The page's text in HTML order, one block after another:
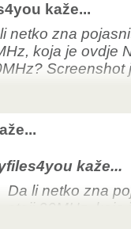
kaže...
netko zna
koja je ovdje
Screenshot
kaže...
Da li netko zna
stoji 20MHz,